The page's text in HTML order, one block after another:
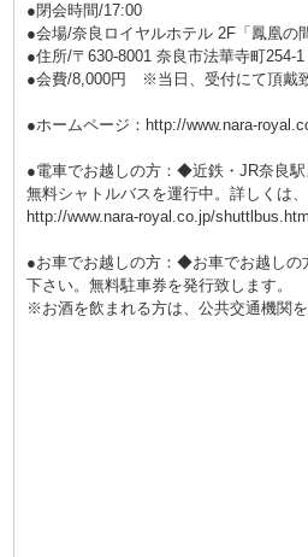
●閉会時間/17:00
●会場/奈良ロイヤルホテル 2F「鳳凰の
●住所/〒630-8001 奈良市法華寺町254-1
●会費/8,000円 ※当日、受付にて頂戴致
●ホームページ： http://www.nara-
●電車でお越しの方：◆近鉄・JR奈良
無料シャトルバスを運行中。詳しくは
http://www.nara-royal.co.jp/shuttlbus.html
●お車でお越しの方：◆お車でお越しの
下さい。無料駐車券を発行致します。
※お酒を飲まれる方は、公共交通機関を